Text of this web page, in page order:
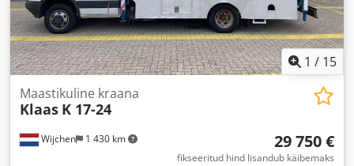
1 / 15
Wijchen 1 430 km
Maastikuline kraana
Klaas K 17-24
29 750 €
fikseeritud hind lisandub käibemaks